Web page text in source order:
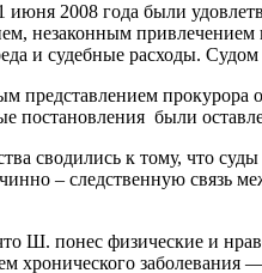
июня 2008 года были
незаконным
и судебные расходы.
представлением
постановления были
сводились к тому, что
– следственную связь
Ш. понес физические и
хронического